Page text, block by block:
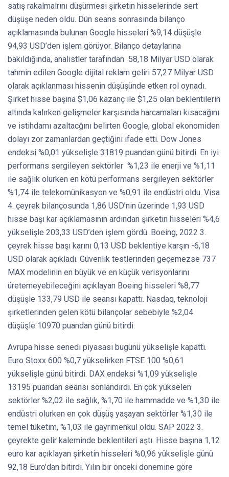
satış rakalmalrını düşürmesi şirketin hisselerinde sert
düşüşe neden oldu. Dün seans sonrasında bilanço
açıklamasında bulunan Google hisseleri %9,14 düşüşle
94,93 USD’den işlem görüyor. Bilanço detaylarına
bakıldığında, analistler tarafından 58,18 Milyar USD olarak
tahmin edilen Google dijital reklam geliri 57,27 Milyar USD
olarak açıklanması hissenin düşüşünde etken rol oynadı.
Şirket hisse başına $1,06 kazanç ile $1,25 olan beklentilerin
altında kalırken gelişmeler karşısında harcamaları kısacağını
ve istihdamı azaltacğını belirten Google, global ekonomiden
dolayı zor zamanlardan geçtiğini ifade etti. Dow Jones
endeksi %0,01 yükselişle 31819 puandan günü bitirdi. En iyi
performans sergileyen sektörler %1,23 ile enerji ve %1,11
ile sağlık olurken en kötü performans sergileyen sektörler
%1,74 ile telekomünikasyon ve %0,91 ile endüstri oldu. Visa
4. çeyrek bilançosunda 1,86 USD’nin üzerinde 1,93 USD
hisse başı kar açıklamasının ardından şirketin hisseleri %4,6
yükselişle 203,33 USD’den işlem gördü. Boeing, 2022 3.
çeyrek hisse başı karını 0,13 USD beklentiye karşın -6,18
USD olarak açıkladı. Güvenlik testlerinden geçemezse 737
MAX modelinin en büyük ve en küçük verisyonlarını
üretemeyebileceğini açıklayan Boeing hisseleri %8,77
düşüşle 133,79 USD ile seansı kapattı. Nasdaq, teknoloji
şirketlerinden gelen kötü bilançolar sebebiyle %2,04
düşüşle 10970 puandan günü bitirdi.
Avrupa hisse senedi piyasası bugünü yükselişle kapattı.
Euro Stoxx 600 %0,7 yükselirken FTSE 100 %0,61
yükselişle günü bitirdi. DAX endeksi %1,09 yükselişle
13195 puandan seansı sonlandırdı. En çok yükselen
sektörler %2,02 ile sağlık, %1,70 ile hammadde ve %1,30 ile
endüstri olurken en çok düşüş yaşayan sektörler %1,30 ile
temel tüketim, %1,03 ile gayrimenkul oldu. SAP 2022 3.
çeyrekte gelir kaleminde beklentileri aştı. Hisse başına 1,12
euro kar açıklayan şirketin hisseleri %0,96 yükselişle günü
92,18 Euro’dan bitirdi. Yılın bir önceki dönemine göre